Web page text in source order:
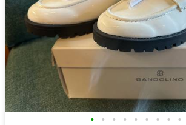
• • • • • • • • •